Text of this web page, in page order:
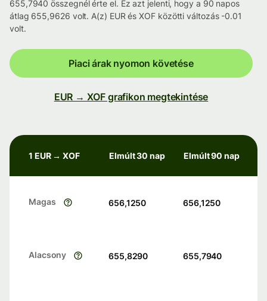
655,7940 összegnél érte el. Ez azt jelenti, hogy a 90 napos
átlag 655,9626 volt. A(z) EUR és XOF közötti változás -0.01
volt.
Piaci árak nyomon követése
EUR → XOF grafikon megtekintése
1 EUR → XOF Elmúlt 30 nap Elmúlt 90 nap
Magas 656,1250 656,1250
Alacsony 655,8290 655,7940